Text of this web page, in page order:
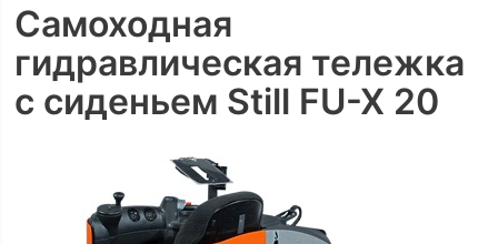
Самоходная
гидравлическая тележка
с сиденьем Still FU-X 20